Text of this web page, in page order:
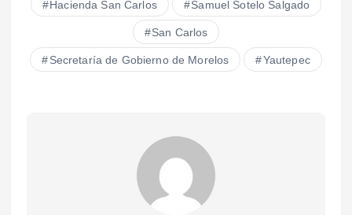
Hacienda San Carlos Samuel Sotelo Salgado
San Carlos
Secretaría de Gobierno de Morelos Yautepec